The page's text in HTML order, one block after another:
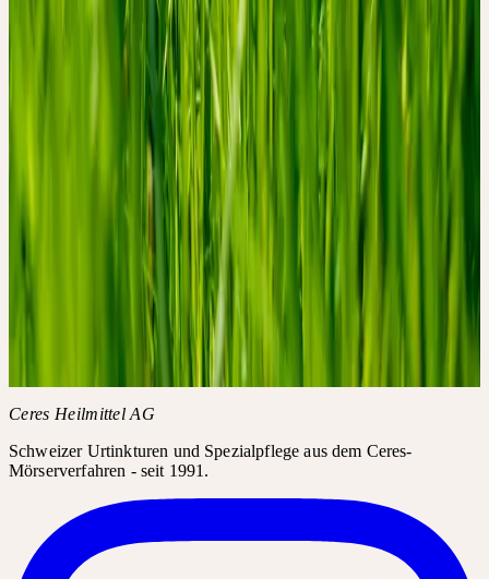
weiterbildung@ceresheilmittel.ch
Dienstag, 23. Juni 2026
17:30 – 18:30 Uhr
Akkreditierungen
FPH-Punkte in der Schweiz: 6.25
SDV-Punkte in der Schweiz: 1.0
Weitere Informationen
AGB der Akademie
FAQ zur Akademie
Ceres Heilmittel AG
Schweizer Urtinkturen und Spezialpflege aus dem Ceres-
Mörserverfahren - seit 1991.